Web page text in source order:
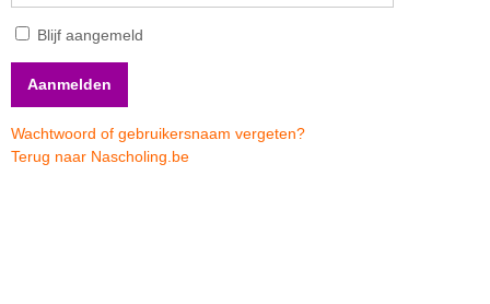
Blijf aangemeld
Wachtwoord of gebruikersnaam vergeten?
Terug naar Nascholing.be